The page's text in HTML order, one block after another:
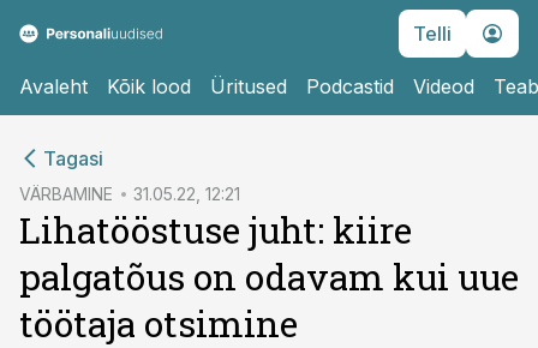
Telli
Avaleht Kõik lood Üritused Podcastid Videod
Tagasi
VÄRBAMINE 31.05.22, 12:21
Lihatööstuse juht: kiire
palgatõus on odavam kui uue
töötaja otsimine